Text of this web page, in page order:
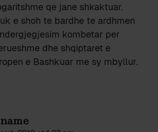
qe jane shkaktuar.
e shoh te bardhe te ardhmen
kombetar per
dhe shqiptaret e
e Bashkuar me sy mbyllur.